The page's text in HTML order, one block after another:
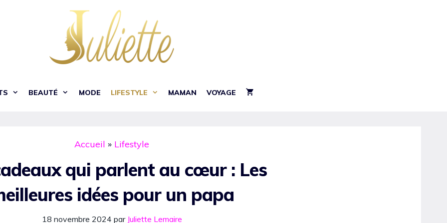
BEAUTÉ MODE LIFESTYLE MAMAN VOYAGE
Accueil » Lifestyle
qui parlent au cœur : Les
idées pour un papa
18 novembre 2024 par Juliette Lemaire